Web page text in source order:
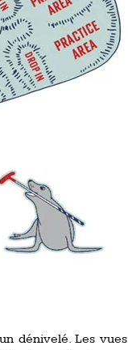
dénivelé. Les vues